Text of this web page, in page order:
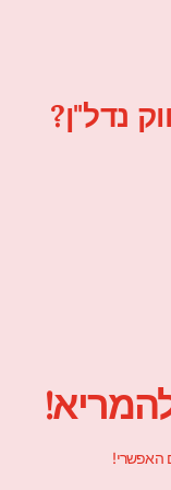
נדל"ן?
האפשרי!